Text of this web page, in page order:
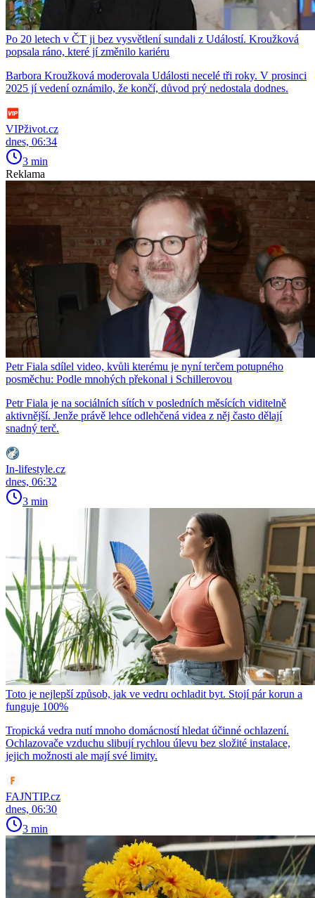
Po 20 letech v ČT ji bez vysvětlení sundali z Událostí. Kroužková
popsala ráno, které jí změnilo kariéru
Barbora Kroužková moderovala Události necelé tři roky. V prosinci
2025 jí vedení oznámilo, že končí, důvod prý nedostala dodnes.
VIPživot.cz
dnes, 06:34
3 min
Reklama
Petr Fiala sdílel video, kvůli kterému je nyní terčem potupného
posměchu: Podle mnohých překonal i Schillerovou
Petr Fiala je na sociálních sítích v posledních měsících viditelně
aktivnější. Jenže právě lehce odlehčená videa z něj často dělají
snadný terč.
In-lifestyle.cz
dnes, 06:32
3 min
Toto je nejlepší způsob, jak ve vedru ochladit byt. Stojí pár korun a
funguje 100%
Tropická vedra nutí mnoho domácností hledat účinné ochlazení.
Ochlazovače vzduchu slibují rychlou úlevu bez složité instalace,
jejich možnosti ale mají své limity.
FAJNTIP.cz
dnes, 06:30
3 min